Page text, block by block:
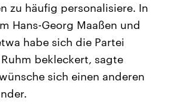
Anhalt
am 6.
neuen
das
Koalition aus
USA
Aktuelle Beiträge,
Hintergründe
Wirtschaftlich und
gehören die Vereinigten
den mächtigsten Ländern
mit großem Einfluss auf
zu häufig personalisiere. In
Hans-Georg Maaßen und
habe sich die Partei
bekleckert, sagte
sich einen anderen